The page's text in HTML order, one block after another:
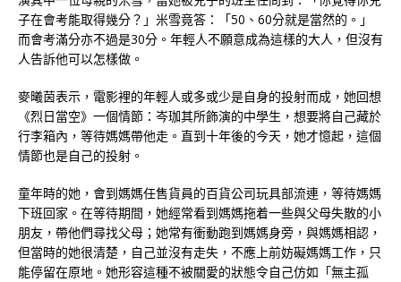
子在會考能取得幾分？」米雪竟答：「50、60分就是當然的。」
而會考滿分亦不過是30分。年輕人不願意成為這樣的大人，但沒有
人告訴他可以怎樣做。
麥曦茵表示，電影裡的年輕人或多或少是自身的投射而成，她回想
《烈日當空》一個情節：岑珈其所飾演的中學生，想要將自己藏於
行李箱內，等待媽媽帶他走。直到十年後的今天，她才憶起，這個
情節也是自己的投射。
童年時的她，會到媽媽任售貨員的百貨公司玩具部流連，等待媽媽
下班回家。在等待期間，她經常看到媽媽拖着一些與父母失散的小
朋友，帶他們尋找父母；她常有衝動跑到媽媽身旁，與媽媽相認，
但當時的她很清楚，自己並沒有走失，不應上前妨礙媽媽工作，只
能停留在原地。她形容這種不被關愛的狀態令自己仿如「無主孤